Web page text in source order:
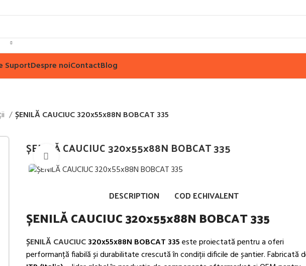
SuportDespre noiContactBlog
ȘENILĂ CAUCIUC 320x55x88N BOBCAT 335
ȘENILĂ CAUCIUC 320x55x88N BOBCAT 335
Mărește imaginea
DESCRIPTION COD ECHIVALENT
ȘENILĂ CAUCIUC 320x55x88N BOBCAT 335
ȘENILĂ CAUCIUC320x55x88N BOBCAT 335este proiectată pentru a oferi
performanță fiabilă și durabilitate crescută în condiții dificile de șantier. Fabricată